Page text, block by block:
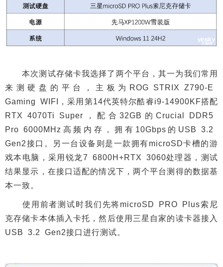
本次测试存储卡我选择了两个平台，其一为我们常用
来测硬盘的平台，主板为ROG STRIX Z790-E
Gaming WIFI，采用第14代英特尔酷睿i9-14900KF搭配
RTX 4070Ti Super，配合32GB的Crucial DDR5
Pro 6000MHz高频内存，拥有10Gbps的USB 3.2
Gen2接口。另一台设备则是一款拥有microSD卡槽的游
戏本电脑，采用锐龙7 6800H+RTX 3060处理器，测试
结果显示，在接口适配的情况下，两个平台测得的数据基
本一致。
使用前者测试时我们先将microSD PRO Plus索尼
克存储卡本体插入卡托，然后使用三星自家的读卡器接入
USB 3.2 Gen2接口进行测试。